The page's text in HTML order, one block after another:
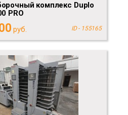
комплекс Duplo
PRO
руб. ID - 155165